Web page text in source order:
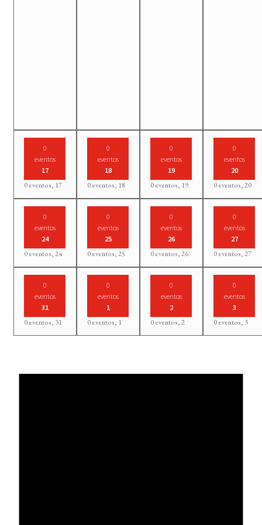
0
eventos
17
0 eventos, 17
0
eventos
18
0 eventos, 18
0
eventos
19
0 eventos, 19
0
eventos
20
0 eventos,20
0
eventos
24
0 eventos,24
0
eventos
25
0 eventos,25
0
eventos
26
0 eventos,26
0
eventos
27
0 eventos,27
0
eventos
31
0 eventos, 31
0
eventos
1
0 eventos, 1
0
eventos
2
0 eventos,2
0
eventos
3
0 eventos, 3